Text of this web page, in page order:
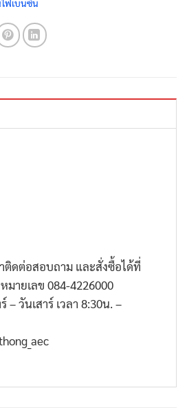
ติดต่อสอบถาม และสั่งซื้อได้ที่
มายเลข 084-4226000
– วันเสาร์ เวลา 8:30น. –